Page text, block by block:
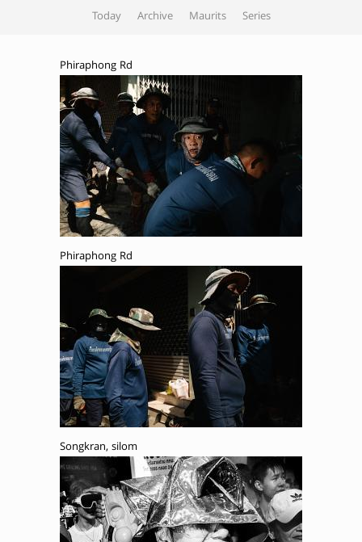
Today Archive Maurits Series
Phiraphong Rd
Phiraphong Rd
Songkran, silom